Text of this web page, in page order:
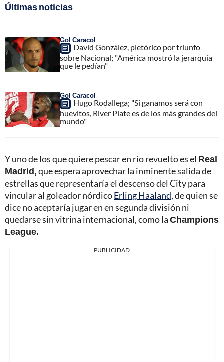
Últimas noticias
Gol Caracol
David González, pletórico por triunfo
sobre Nacional; "América mostró la jerarquía
que le pedían"
Gol Caracol
Hugo Rodallega; "Si ganamos será con
huevitos, River Plate es de los más grandes del
mundo"
Y uno de los que quiere pescar en río revuelto es el Real
Madrid,que espera aprovechar la inminente salida de
estrellas que representaría el descenso del City para
vincular al goleador nórdicoErling Haaland, de quien se
dice no aceptaría jugar en en segunda división ni
quedarse sin vitrina internacional, como laChampions
League.
PUBLICIDAD